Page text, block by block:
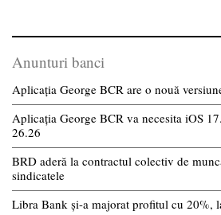
Anunturi banci
Aplicația George BCR are o nouă
Aplicația George BCR va necesita iOS
26.26
BRD aderă la contractul colectiv de
sindicatele
Libra Bank și-a majorat profitul cu 20%,